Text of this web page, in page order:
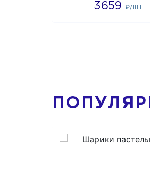
3659 ₽/ШТ.